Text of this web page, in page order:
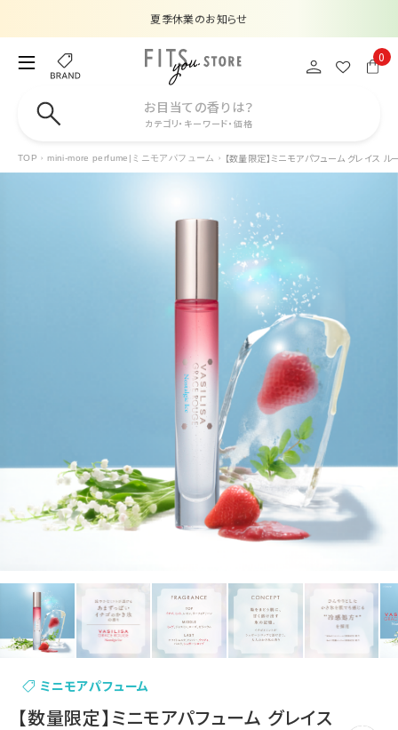
夏季休業のお知らせ
販売価格改定のお知らせ
注文合計額5,500円以上(税込)で送料無料でお届け
0
お目当ての香りは？
カテゴリ・キーワード・価格
TOP mini-more perfume|ミニモアパフューム 【数量限定】ミニモアパフューム グレイス
ミニモアパフューム
【数量限定】ミニモアパフューム グレイス